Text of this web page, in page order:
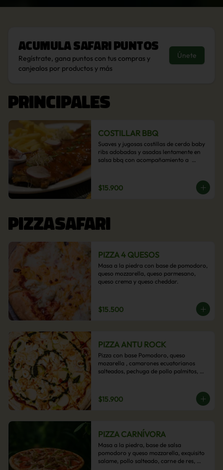
AcumulaSafari Puntos
Regístrate, gana puntos con tus compras y
canjealos por productos y más
Únete
PRINCIPALES
COSTILLAR BBQ
Suaves y jugosas costillas de cerdo baby
ribs adobadas y asadas lentamente en
salsa bbq con acompañamiento a
salteadas, Papas parmentier, Papas
fritas, Arroz blanco.
$15.900
PIZZASAFARI
PIZZA 4 QUESOS
Masa a la piedra con base de pomodoro,
queso mozzarella, queso parmesano,
queso crema y queso cheddar.
$15.500
PIZZA ANTU ROCK
Pizza con base Pomodoro, queso
mozarella , camarones ecuatorianos
salteados, pechuga de pollo palmitos,
$15.900
PIZZA CARNÍVORA
Masa a la piedra, base de salsa
pomodoro y queso mozzarella, exquisito
salame, pollo salteado, carne de res,